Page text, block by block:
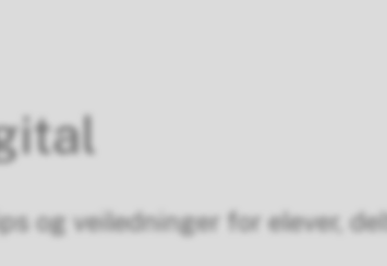
og veiledninger for elever,